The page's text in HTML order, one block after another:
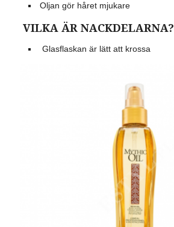
Oljan gör håret mjukare
VILKA ÄR NACKDELARNA?
Glasflaskan är lätt att krossa